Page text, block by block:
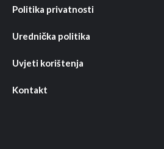
Politika privatnosti
Urednička politika
Uvjeti korištenja
Kontakt